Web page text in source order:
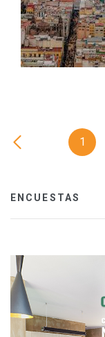
1
ENCUESTAS